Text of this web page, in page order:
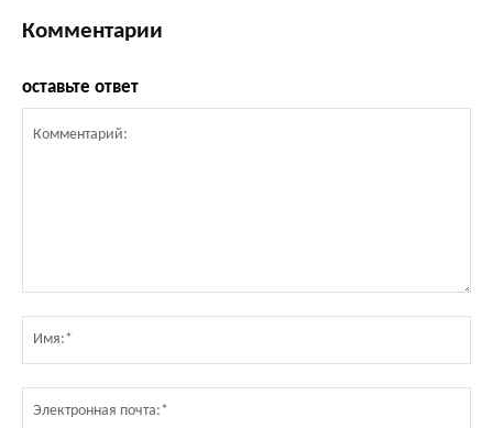
Комментарии
оставьте ответ